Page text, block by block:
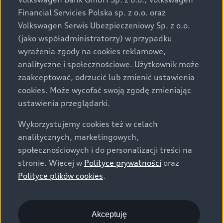
za dopłatą. Wiążące ustalenie ceny, wyposażenia i
specyfikacji pojazdu następują w umowie sprzedaży, a
określenie parametrów technicznych zawiera
świadectwo homologacji typu pojazdu. Zastrzegamy
sobie prawo do zmian i pomyłek. Wszelkie informacje
prezentowane na stronie są aktualne na dzień ich
zamieszczania. W celu uzyskania najnowszych
informacji prosimy kontaktować się z Partnerem Marki
Audi.
Wszystkie produkowane obecnie samochody marki Audi
są wykonywane z materiałów spełniających pod
względem możliwości odzysku i recyklingu wymagania
określone w normie ISO 22628 i są zgodne z
europejskimi świadectwami homologacji wydanymi wg
o.o. podlega obowiązkowi zapewnienia wszystkim
użytkownikom samochodów marki Volkswagen sieci
Financial Servicies Polska sp. z o.o. oraz
Volkswagen Serwis Ubezpieczeniowy Sp. z o.o.
(jako współadministratorzy) w przypadku
wyrażenia zgody na cookies reklamowe,
analityczne i społecznościowe. Użytkownik może
zaakceptować, odrzucić lub zmienić ustawienia
cookies. Może wycofać swoją zgodę zmieniając
ustawienia przeglądarki.
Wykorzystujemy cookies też w celach
analitycznych, marketingowych,
społecznościowych i do personalizacji treści na
stronie. Więcej w Polityce prywatności oraz
Polityce plików cookies.
Akceptuję